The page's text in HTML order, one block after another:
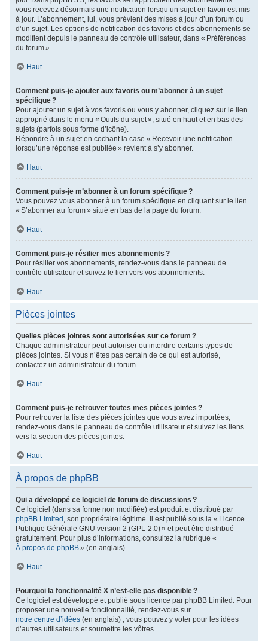
vous recevez désormais une notification lorsqu’un sujet en favori est mis
à jour. L’abonnement, lui, vous prévient des mises à jour d’un forum ou
d’un sujet. Les options de notification des favoris et des abonnements se
modifient depuis le panneau de contrôle utilisateur, dans « Préférences
du forum ».
Haut
Comment puis-je ajouter aux favoris ou m’abonner à un sujet
spécifique ?
Pour ajouter un sujet à vos favoris ou vous y abonner, cliquez sur le lien
approprié dans le menu « Outils du sujet », situé en haut et en bas des
sujets (parfois sous forme d’icône).
Répondre à un sujet en cochant la case « Recevoir une notification
lorsqu’une réponse est publiée » revient à s’y abonner.
Haut
Comment puis-je m’abonner à un forum spécifique ?
Vous pouvez vous abonner à un forum spécifique en cliquant sur le lien
« S’abonner au forum » situé en bas de la page du forum.
Haut
Comment puis-je résilier mes abonnements ?
Pour résilier vos abonnements, rendez-vous dans le panneau de
contrôle utilisateur et suivez le lien vers vos abonnements.
Haut
Pièces jointes
Quelles pièces jointes sont autorisées sur ce forum ?
Chaque administrateur peut autoriser ou interdire certains types de
pièces jointes. Si vous n’êtes pas certain de ce qui est autorisé,
contactez un administrateur du forum.
Haut
Comment puis-je retrouver toutes mes pièces jointes ?
Pour retrouver la liste des pièces jointes que vous avez importées,
rendez-vous dans le panneau de contrôle utilisateur et suivez les liens
vers la section des pièces jointes.
Haut
À propos de phpBB
Qui a développé ce logiciel de forum de discussions ?
Ce logiciel (dans sa forme non modifiée) est produit et distribué par
phpBB Limited , son propriétaire légitime. Il est publié sous la « Licence
Publique Générale GNU version 2 (GPL-2.0) » et peut être distribué
gratuitement. Pour plus d’informations, consultez la rubrique «
À propos de phpBB» (en anglais).
Haut
Pourquoi la fonctionnalité X n’est-elle pas disponible ?
Ce logiciel est développé et publié sous licence par phpBB Limited. Pour
proposer une nouvelle fonctionnalité, rendez-vous sur
notre centre d’idées (en anglais) ; vous pouvez y voter pour les idées
d’autres utilisateurs et soumettre les vôtres.